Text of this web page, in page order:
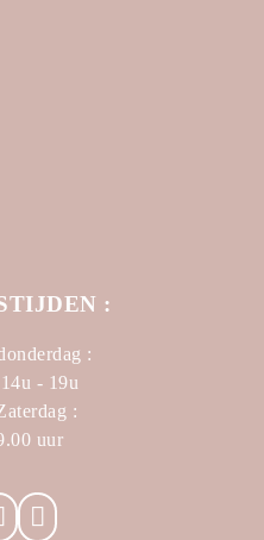
:
:
- 19u
:
uur